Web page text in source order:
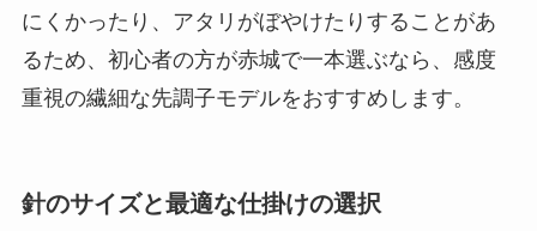
にくかったり、アタリがぼやけたりすることがあ
るため、初心者の方が赤城で一本選ぶなら、感度
重視の繊細な先調子モデルをおすすめします。
針のサイズと最適な仕掛けの選択